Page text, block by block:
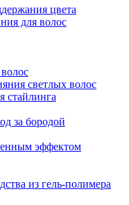
цвета
для волос
светлых волос
стайлинга
за бородой
эффектом
из гель-полимера